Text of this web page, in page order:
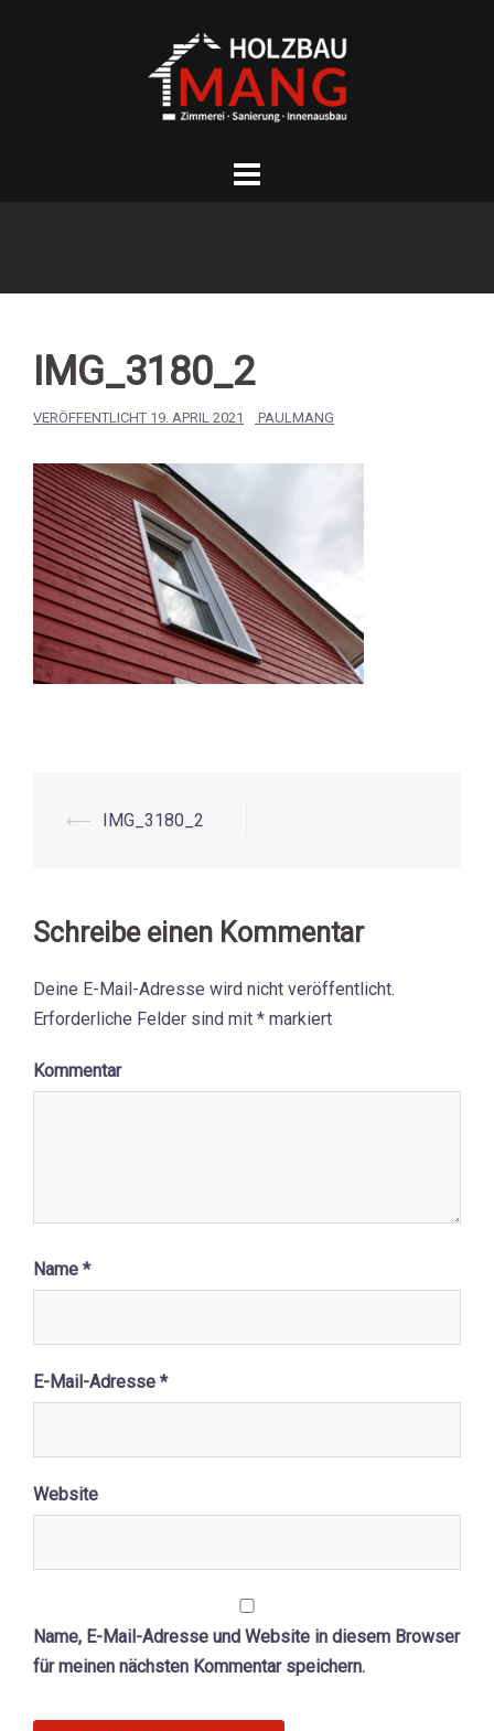
IMG_3180_2
VERÖFFENTLICHT 19. APRIL 2021 PAULMANG
Beitrags-
⟵ IMG_3180_2
Schreibe einen Kommentar
Deine E-Mail-Adresse wird nicht veröffentlicht.
Erforderliche Felder sind mit * markiert
Kommentar
Name *
E-Mail-Adresse *
Website
Name, E-Mail-Adresse und Website in diesem Browser
für meinen nächsten Kommentar speichern.